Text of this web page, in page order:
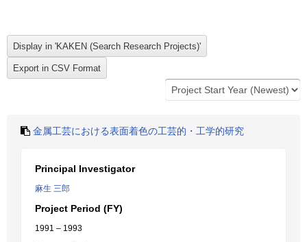
金属工芸における表面着色の工芸的・工学的研究
Principal Investigator
麻生 三郎
Project Period (FY)
1991 – 1993